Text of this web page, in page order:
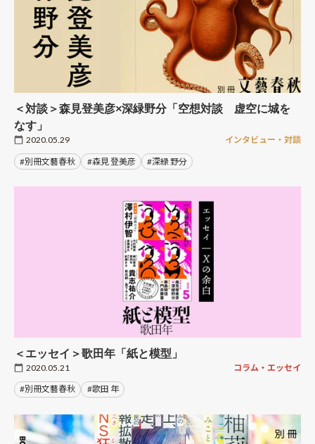
＜対談＞森見登美彦×深緑野分「空想対談 虚空に城を
なす」
2020.05.29 インタビュー・対談
#別冊文藝春秋 #森見 登美彦 #深緑 野分
＜エッセイ＞歌田年「紙と模型」
2020.05.21 コラム・エッセイ
#別冊文藝春秋 #歌田 年